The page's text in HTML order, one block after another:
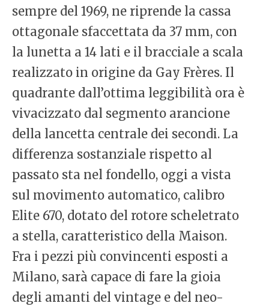
sempre del 1969, ne riprende la cassa
ottagonale sfaccettata da 37 mm, con
la lunetta a 14 lati e il bracciale a scala
realizzato in origine da Gay Frères. Il
quadrante dall’ottima leggibilità ora è
vivacizzato dal segmento arancione
della lancetta centrale dei secondi. La
differenza sostanziale rispetto al
passato sta nel fondello, oggi a vista
sul movimento automatico, calibro
Elite 670, dotato del rotore scheletrato
a stella, caratteristico della Maison.
Fra i pezzi più convincenti esposti a
Milano, sarà capace di fare la gioia
degli amanti del vintage e del neo-